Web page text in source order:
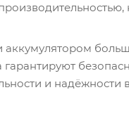
аккумулятором
и надёжности